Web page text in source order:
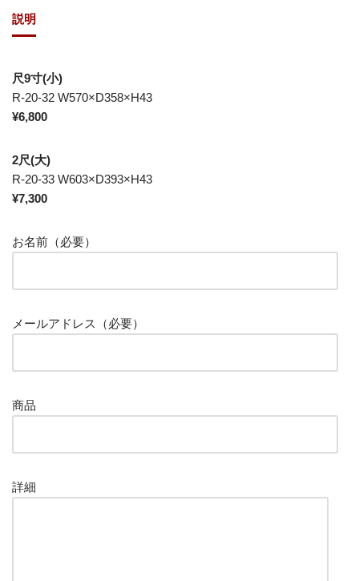
説明
尺9寸(小)
R-20-32 W570×D358×H43
¥6,800
2尺(大)
R-20-33 W603×D393×H43
¥7,300
お名前（必要）
メールアドレス（必要）
商品
詳細